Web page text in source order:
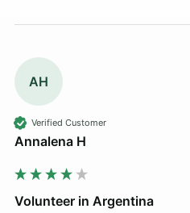
AH
Verified Customer
Annalena H
Volunteer in Argentina